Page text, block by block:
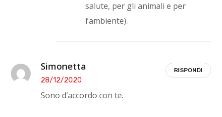
salute, per gli animali e per
l’ambiente).
Simonetta
28/12/2020
Sono d’accordo con te.
RISPONDI